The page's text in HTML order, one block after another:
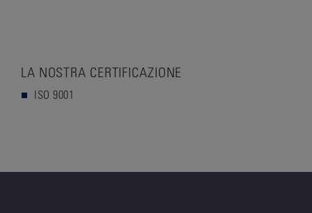
LA NOSTRA CERTIFICAZIONE
ISO 9001